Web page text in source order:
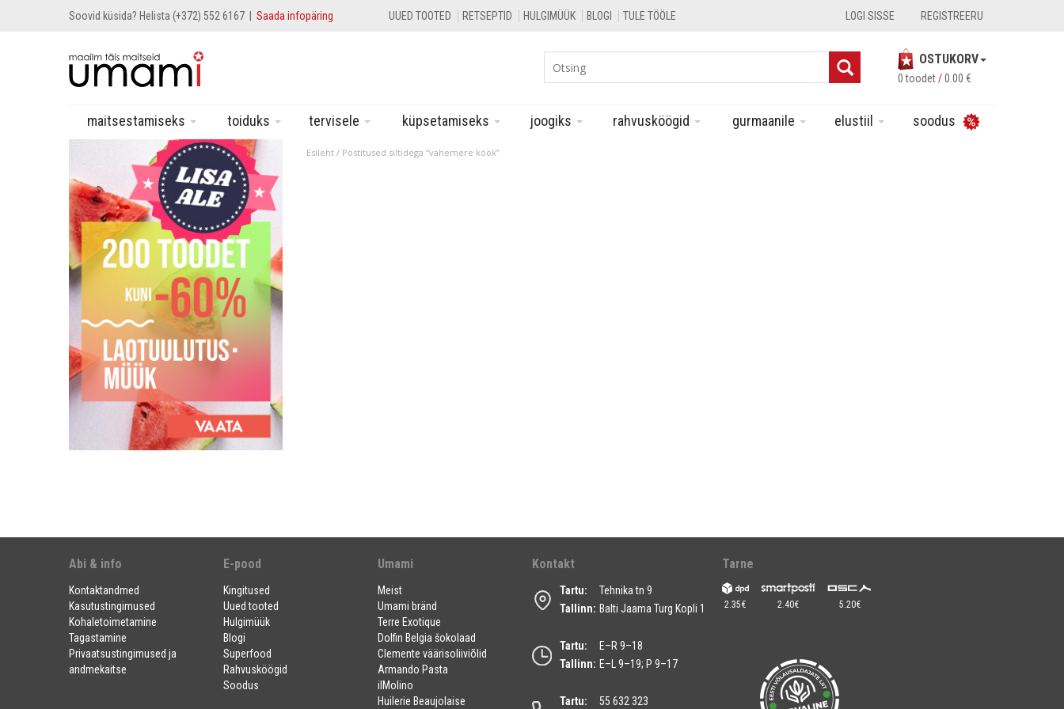
Soovid küsida? Helista (+372) 552 6167 | Saada infopäring UUED TOOTED RETSEPTID HULGIMÜÜK BLOGI TULE TÖÖLE LOGI SISSE REGISTREERU
OSTUKORV
0 toodet/0.00 €
maitsestamiseks toiduks tervisele küpsetamiseks joogiks rahvusköögid gurmaanile elustiil soodus
Esileht / Postitused siltidega “vahemere köök”
Abi & info
Kontaktandmed
Kasutustingimused
Kohaletoimetamine
Tagastamine
Privaatsustingimused ja
andmekaitse
E-pood
Kingitused
Uued tooted
Hulgimüük
Blogi
Superfood
Rahvusköögid
Soodus
Umami
Meist
Umami bränd
Terre Exotique
Dolfin Belgia šokolaad
Clemente väärisoliiviõlid
Armando Pasta
ilMolino
Huilerie Beaujolaise
Kontakt
Tartu:
Tehnika tn 9
Tallinn: Balti Jaama Turg Kopli 1
Tartu:
E–R 9–18
Tallinn: E–L 9–19; P 9–17
Tartu: 55 632 323
Tarne
2.35€ 2.40€ 5.20€